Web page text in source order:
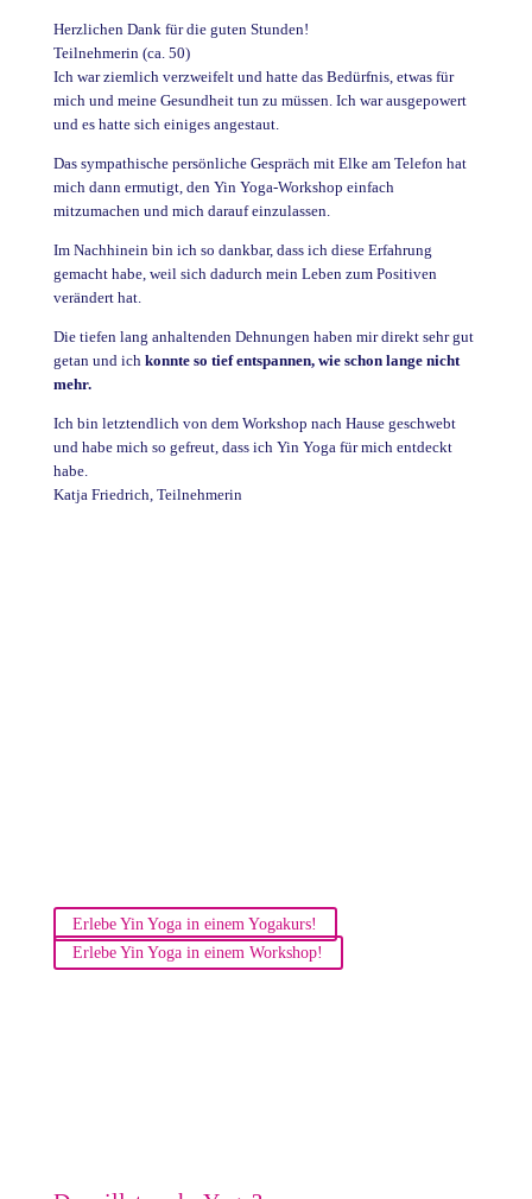
Herzlichen Dank für die guten Stunden!
Teilnehmerin (ca. 50)
Ich war ziemlich verzweifelt und hatte das Bedürfnis, etwas für
mich und meine Gesundheit tun zu müssen. Ich war ausgepowert
und es hatte sich einiges angestaut.
Das sympathische persönliche Gespräch mit Elke am Telefon hat
mich dann ermutigt, den Yin Yoga-Workshop einfach
mitzumachen und mich darauf einzulassen.
Im Nachhinein bin ich so dankbar, dass ich diese Erfahrung
gemacht habe, weil sich dadurch mein Leben zum Positiven
verändert hat.
Die tiefen lang anhaltenden Dehnungen haben mir direkt sehr gut
getan und ich konnte so tief entspannen, wie schon lange nicht
mehr.
Ich bin letztendlich von dem Workshop nach Hause geschwebt
und habe mich so gefreut, dass ich Yin Yoga für mich entdeckt
habe.
Katja Friedrich, Teilnehmerin
Erlebe Yin Yoga in einem Yogakurs!
Erlebe Yin Yoga in einem Workshop!